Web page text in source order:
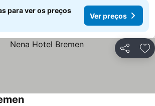
para ver os preços
Ver preços
Partilhar